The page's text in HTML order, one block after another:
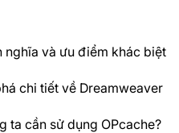
nghĩa và ưu điểm khác biệt
chi tiết về Dreamweaver
ta cần sử dụng OPcache?